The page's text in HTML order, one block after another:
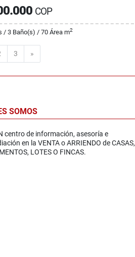
COP
/ 3 Baño(s) / 70 Área m2
3 »
SOMOS
centro de información, asesoría e
en la VENTA o ARRIENDO de CASAS,
LOTES O FINCAS.